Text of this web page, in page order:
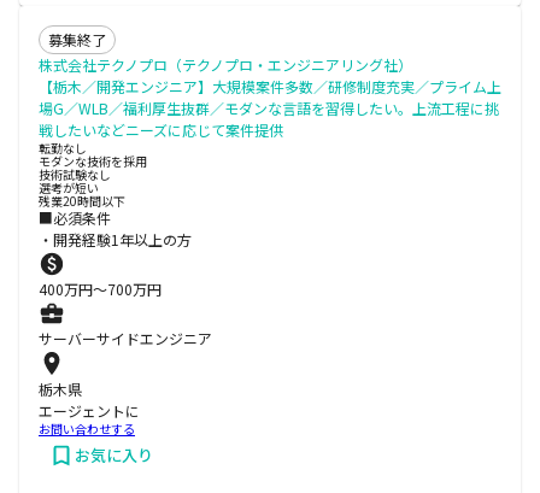
募集終了
株式会社テクノプロ（テクノプロ・エンジニアリング社）
【栃木／開発エンジニア】大規模案件多数／研修制度充実／プライム上
場G／WLB／福利厚生抜群／モダンな言語を習得したい。上流工程に挑
戦したいなどニーズに応じて案件提供
転勤なし
モダンな技術を採用
技術試験なし
選考が短い
残業20時間以下
■必須条件
・開発経験1年以上の方
400万円〜700万円
サーバーサイドエンジニア
栃木県
エージェントに
お問い合わせする
お気に入り